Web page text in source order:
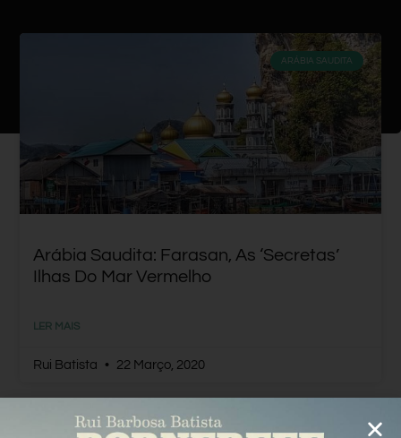
ARÁBIA SAUDITA
Arábia Saudita: Farasan, As ‘secretas’
Ilhas Do Mar Vermelho
LER MAIS
Rui Batista 22 Março, 2020